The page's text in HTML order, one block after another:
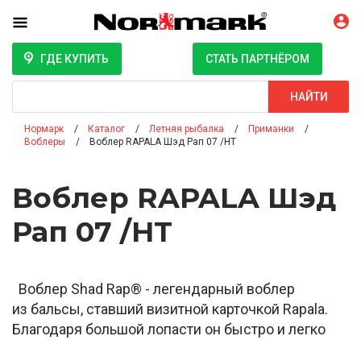
ГДЕ КУПИТЬ СТАТЬ ПАРТНЁРОМ
НАЙТИ
Нормарк Каталог Летняя рыбалка
Приманки
Воблеры
Воблер RAPALA Шэд Рап 07 /HT
Воблер RAPALA Шэд
Рап 07 /HT
Воблер Shad Rap® - легендарный воблер
из бальсы, ставший визитной карточкой Rapala.
Благодаря большой лопасти он быстро и легко